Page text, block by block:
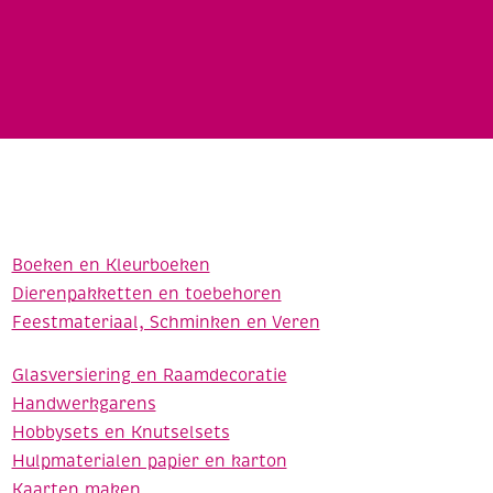
Boeken en Kleurboeken
Dierenpakketten en toebehoren
Feestmateriaal, Schminken en Veren
Glasversiering en Raamdecoratie
Handwerkgarens
Hobbysets en Knutselsets
Hulpmaterialen papier en karton